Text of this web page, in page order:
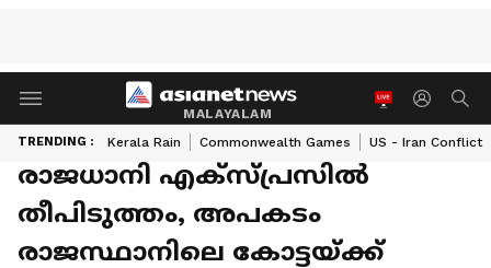
MALAYALAM
TRENDING : Kerala Rain Commonwealth Games US - Iran Conflict
രാജധാനി എക്സ്പ്രസിൽ
തീപിടുത്തം, അപകടം
രാജസ്ഥാനിലെ കോട്ടയ്ക്ക്